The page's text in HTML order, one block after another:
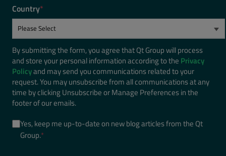
Country*
By submitting the form, you agree that Qt Group will process
and store your personal information according to the Privacy
Policyand may send you communications related to your
request. You may unsubscribe from all communications at any
time by clicking Unsubscribe or Manage Preferences in the
footer of our emails.
Yes, keep me up-to-date on new blog articles from the Qt
Group.*